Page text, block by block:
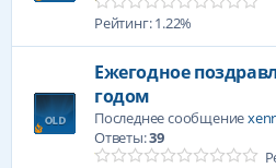
Рейтинг: 1.22%
Ежегодное
годом
Последнее сообщение
Ответы:39